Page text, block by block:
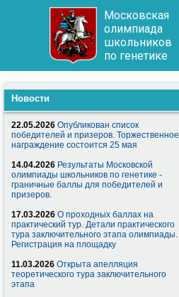
Московская
олимпиада
школьников
по генетике
Новости
22.05.2026 Опубликован список
победителей и призеров. Торжественное
награждение состоится 25 мая
14.04.2026 Результаты Московской
олимпиады школьников по генетике -
граничные баллы для победителей и
призеров.
17.03.2026 О проходных баллах на
практический тур. Детали практического
тура заключительного этапа олимпиады.
Регистрация на площадку
11.03.2026 Открыта апелляция
теоретического тура заключительного
этапа